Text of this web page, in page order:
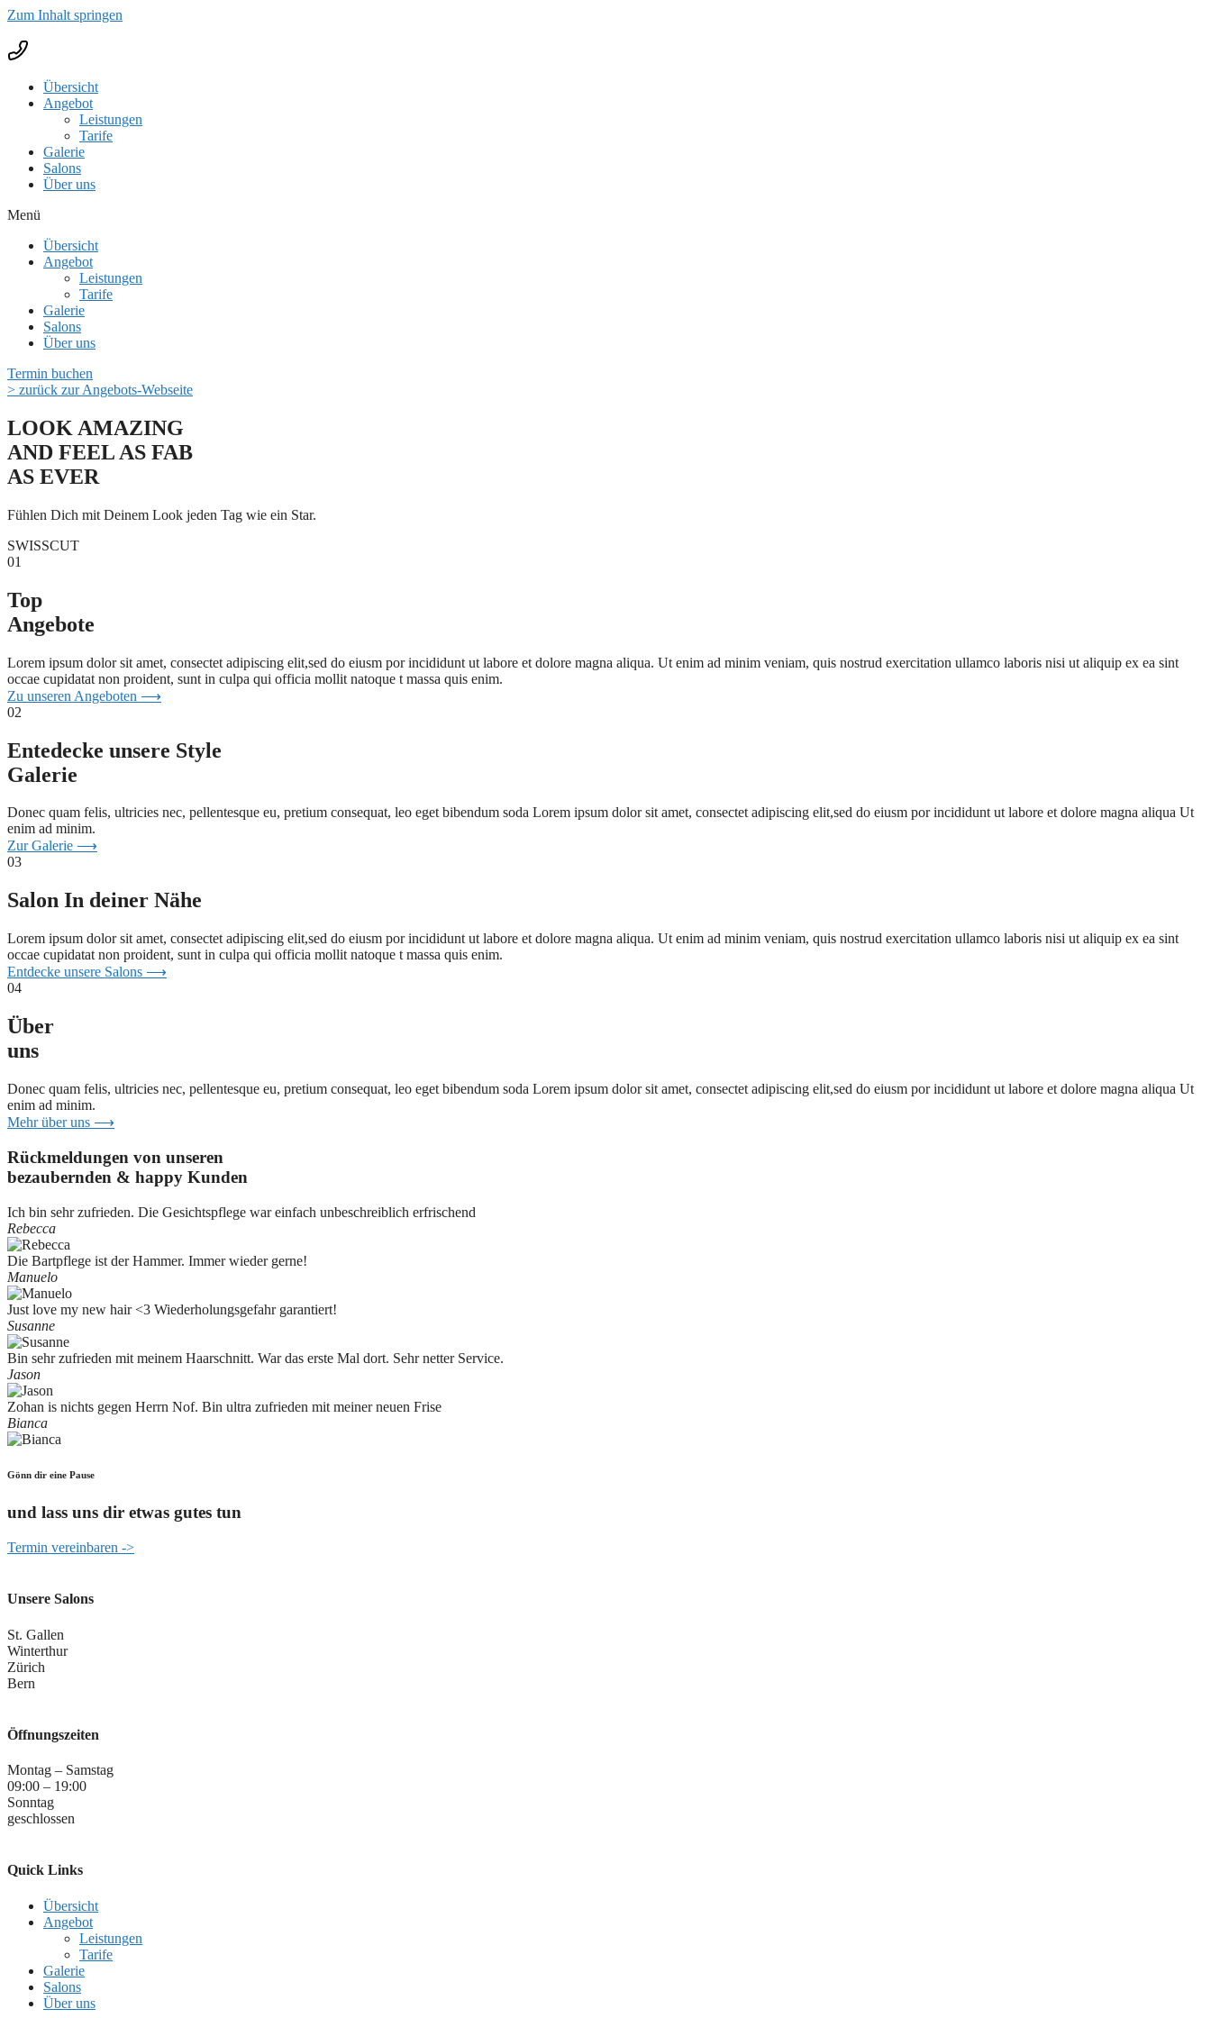
Zum Inhalt springen
Übersicht
Angebot
Leistungen
Tarife
Galerie
Salons
Über uns
Menü
Übersicht
Angebot
Leistungen
Tarife
Galerie
Salons
Über uns
Termin buchen
> zurück zur Angebots-Webseite
LOOK AMAZING
AND FEEL AS FAB
AS EVER
Fühlen Dich mit Deinem Look jeden Tag wie ein Star.
SWISSCUT
01
Top
Angebote
Lorem ipsum dolor sit amet, consectet adipiscing elit,sed do eiusm por incididunt ut labore et dolore magna aliqua. Ut enim ad minim veniam, quis nostrud exercitation ullamco laboris nisi ut aliquip ex ea sint
occae cupidatat non proident, sunt in culpa qui officia mollit natoque t massa quis enim.
Zu unseren Angeboten ⟶
02
Entedecke unsere Style
Galerie
Donec quam felis, ultricies nec, pellentesque eu, pretium consequat, leo eget bibendum soda Lorem ipsum dolor sit amet, consectet adipiscing elit,sed do eiusm por incididunt ut labore et dolore magna aliqua Ut
enim ad minim.
Zur Galerie ⟶
03
Salon In deiner Nähe
Lorem ipsum dolor sit amet, consectet adipiscing elit,sed do eiusm por incididunt ut labore et dolore magna aliqua. Ut enim ad minim veniam, quis nostrud exercitation ullamco laboris nisi ut aliquip ex ea sint
occae cupidatat non proident, sunt in culpa qui officia mollit natoque t massa quis enim.
Entdecke unsere Salons ⟶
04
Über
uns
Donec quam felis, ultricies nec, pellentesque eu, pretium consequat, leo eget bibendum soda Lorem ipsum dolor sit amet, consectet adipiscing elit,sed do eiusm por incididunt ut labore et dolore magna aliqua Ut
enim ad minim.
Mehr über uns ⟶
Rückmeldungen von unseren
bezaubernden & happy Kunden
Ich bin sehr zufrieden. Die Gesichtspflege war einfach unbeschreiblich erfrischend
Rebecca
Die Bartpflege ist der Hammer. Immer wieder gerne!
Manuelo
Just love my new hair <3 Wiederholungsgefahr garantiert!
Susanne
Bin sehr zufrieden mit meinem Haarschnitt. War das erste Mal dort. Sehr netter Service.
Jason
Zohan is nichts gegen Herrn Nof. Bin ultra zufrieden mit meiner neuen Frise
Bianca
Gönn dir eine Pause
und lass uns dir etwas gutes tun
Termin vereinbaren ->
Unsere Salons
St. Gallen
Winterthur
Zürich
Bern
Öffnungszeiten
Montag – Samstag
09:00 – 19:00
Sonntag
geschlossen
Quick Links
Übersicht
Angebot
Leistungen
Tarife
Galerie
Salons
Über uns